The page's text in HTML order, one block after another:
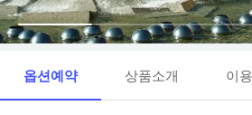
옵션예약 상품소개 이